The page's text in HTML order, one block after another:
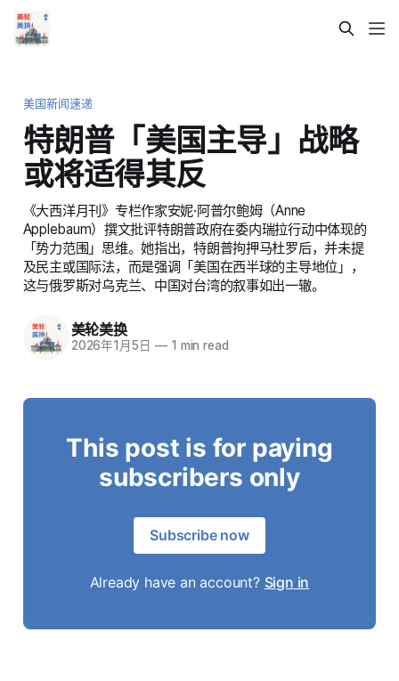
美国新闻速递
特朗普「美国主导」战略
或将适得其反
《大西洋月刊》专栏作家安妮·阿普尔鲍姆（Anne
Applebaum）撰文批评特朗普政府在委内瑞拉行动中体现的
「势力范围」思维。她指出，特朗普拘押马杜罗后，并未提
及民主或国际法，而是强调「美国在西半球的主导地位」，
这与俄罗斯对乌克兰、中国对台湾的叙事如出一辙。
美轮美换
2026年1月5日 —1 min read
This post is for paying
subscribers only
Subscribe now
Already have an account? Sign in